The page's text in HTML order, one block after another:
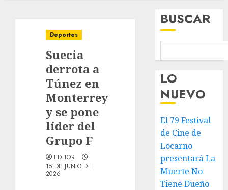
Deportes
Suecia
derrota a
Túnez en
Monterrey
y se pone
líder del
Grupo F
EDITOR
15 DE JUNIO DE
2026
BUSCAR
LO
NUEVO
El 79 Festival
de Cine de
Locarno
presentará La
Muerte No
Tiene Dueño